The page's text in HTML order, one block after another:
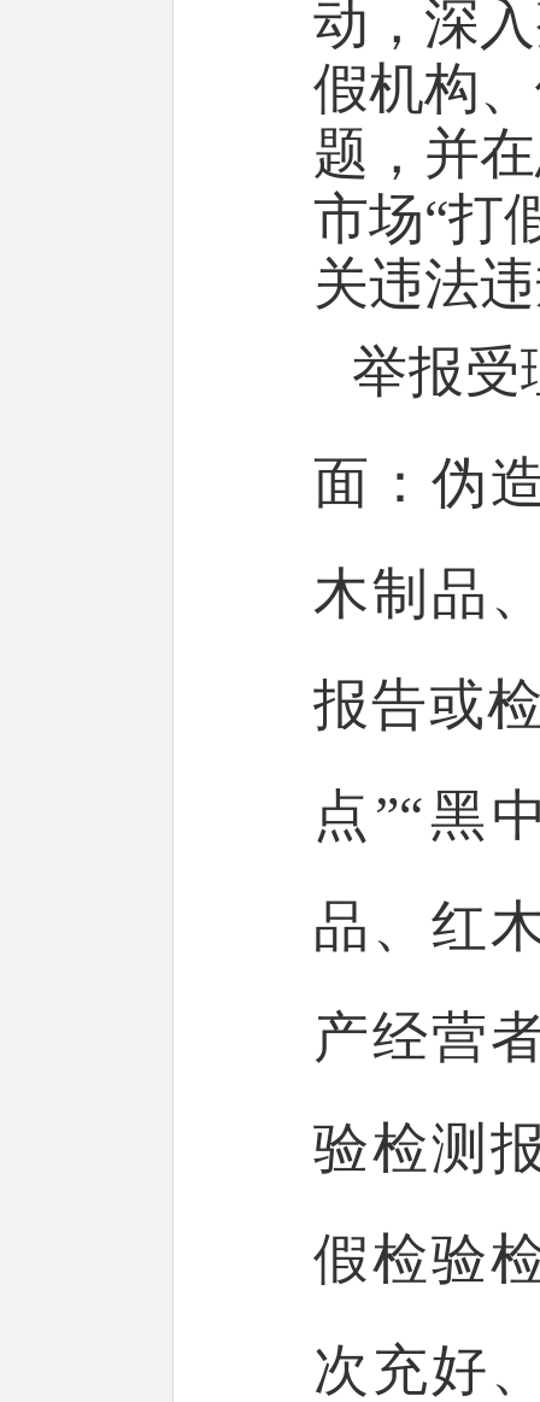
动 ，深入
假机构
题 ，并在
市场“打
关违法
举报受
面：伪
木制品
报告或
点”“黑
品、红
产经营
验检测
假检验
次充好